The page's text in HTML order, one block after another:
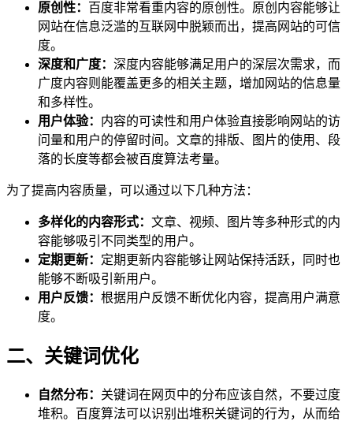
原创性： 百度非常看重内容的原创性。原创内容能够让
网站在信息泛滥的互联网中脱颖而出，提高网站的可信
度。
深度和广度： 深度内容能够满足用户的深层次需求，而
广度内容则能覆盖更多的相关主题，增加网站的信息量
和多样性。
用户体验： 内容的可读性和用户体验直接影响网站的访
问量和用户的停留时间。文章的排版、图片的使用、段
落的长度等都会被百度算法考量。
为了提高内容质量，可以通过以下几种方法：
多样化的内容形式： 文章、视频、图片等多种形式的内
容能够吸引不同类型的用户。
定期更新： 定期更新内容能够让网站保持活跃，同时也
能够不断吸引新用户。
用户反馈： 根据用户反馈不断优化内容，提高用户满意
度。
二、关键词优化
自然分布： 关键词在网页中的分布应该自然，不要过度
堆积。百度算法可以识别出堆积关键词的行为，从而给